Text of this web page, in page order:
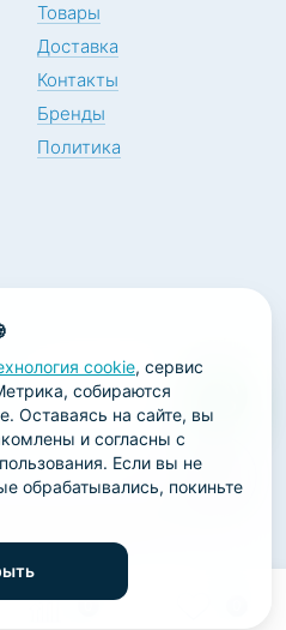
0
cookie, сервис
собираются
Оставаясь на сайте, вы
и согласны с
Если вы не
обрабатывались, покиньте
Товары
Доставка
Контакты
Бренды
Политика
лаборатория